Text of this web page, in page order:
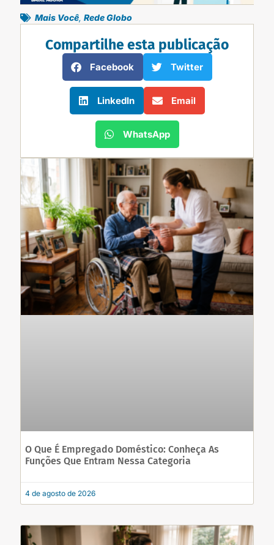
Mais Você, Rede Globo
Compartilhe esta publicação
Facebook Twitter
LinkedIn Email
WhatsApp
O Que É Empregado Doméstico: Conheça As
Funções Que Entram Nessa Categoria
4 de agosto de 2026